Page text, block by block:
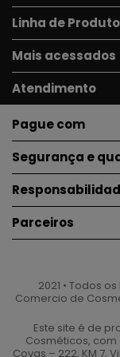
Linha de
Mais acessados
Atendimento
Pague com
Segurança e
Parceiros
2021 • Todos
Comercio de
Este site é de
Cosméticos,
Covas – 222, KM 7,